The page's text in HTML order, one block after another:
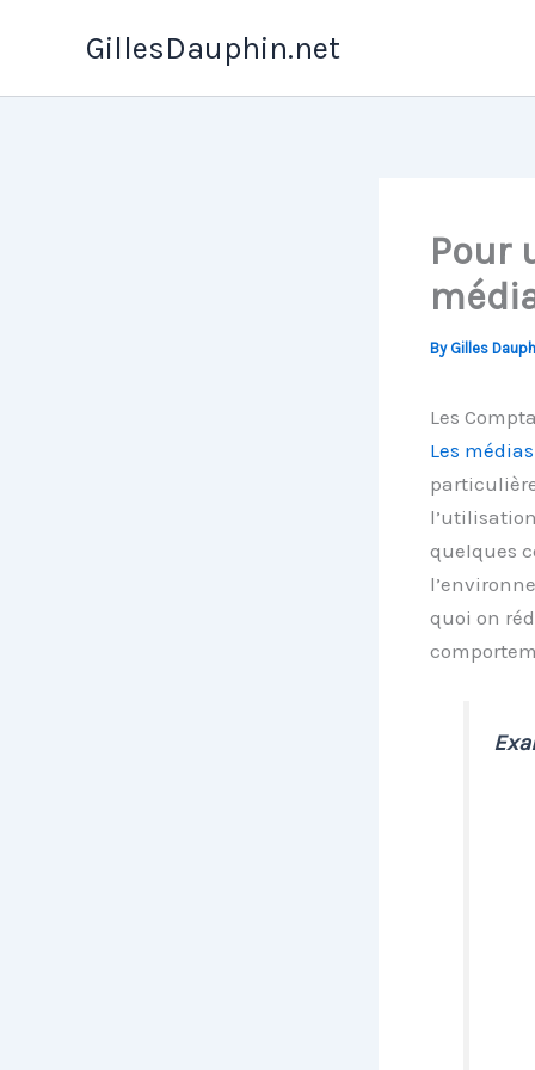
GillesDauphin.net
Pour
By Gilles
Les
Les
quelques
quoi on